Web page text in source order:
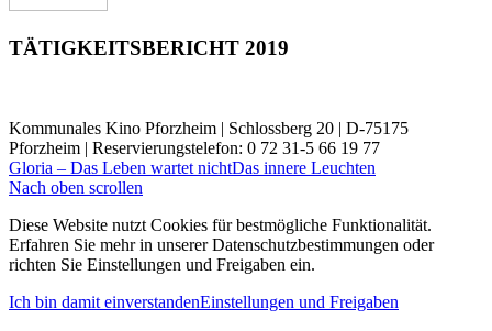
TÄTIGKEITSBERICHT 2019
Kommunales Kino Pforzheim | Schlossberg 20 | D-75175
Pforzheim | Reservierungstelefon: 0 72 31-5 66 19 77
Gloria – Das Leben wartet nichtDas innere Leuchten
Nach oben scrollen
Diese Website nutzt Cookies für bestmögliche Funktionalität.
Erfahren Sie mehr in unserer Datenschutzbestimmungen oder
richten Sie Einstellungen und Freigaben ein.
Ich bin damit einverstandenEinstellungen und Freigaben